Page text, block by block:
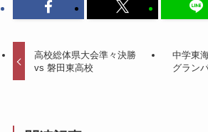
高校総体県大会準々決勝
vs 磐田東高校
中学東
グラン